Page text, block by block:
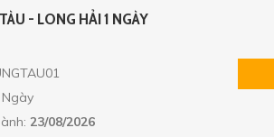
- LONG HẢI 1 NGÀY
23/08/2026